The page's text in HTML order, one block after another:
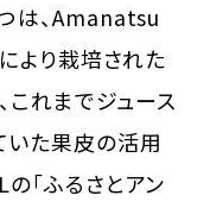
は、Amanatsu
より栽培された
これまでジュース
た果皮の活用
「ふるさとアン